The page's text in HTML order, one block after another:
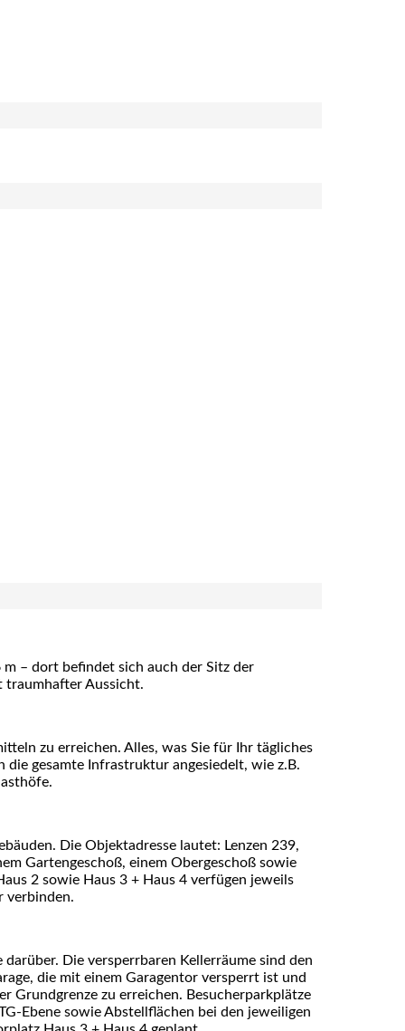
– dort befindet sich auch der Sitz der
traumhafter Aussicht.
zu erreichen. Alles, was Sie für Ihr tägliches
die gesamte Infrastruktur angesiedelt, wie z.B.
Die Objektadresse lautet: Lenzen 239,
Gartengeschoß, einem Obergeschoß sowie
2 sowie Haus 3 + Haus 4 verfügen jeweils
verbinden.
Die versperrbaren Kellerräume sind den
die mit einem Garagentor versperrt ist und
Grundgrenze zu erreichen. Besucherparkplätze
Ebene sowie Abstellflächen bei den jeweiligen